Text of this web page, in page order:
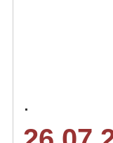
.